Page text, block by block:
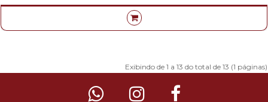
Exibindo de 1 a 13 do total de 13 (1 páginas)